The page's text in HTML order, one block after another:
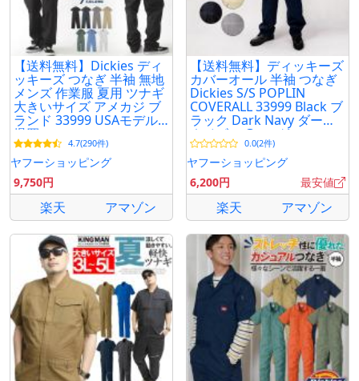
【送料無料】Dickies ディ
ッキーズ つなぎ 半袖 無地
メンズ 作業服 夏用 ツナギ
大きいサイズ アメカジ ブ
ランド 33999 USAモデル
爆買
4.7(290件)
ヤフーショッピング
9,750円
楽天 アマゾン
【送料無料】ディッキーズ
カバーオール 半袖 つなぎ
Dickies S/S POPLIN
COVERALL 33999 Black ブ
ラック Dark Navy ダーク
ネイビー Gray グレー
Khaki カーキ 作業着 仕事
着
0.0(2件)
ヤフーショッピング
6,200円
最安値
楽天 アマゾン